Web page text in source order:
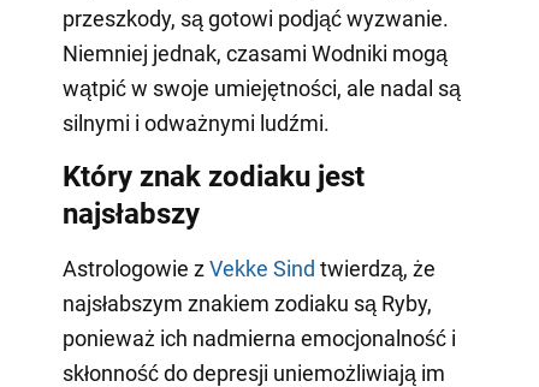
przeszkody, są gotowi podjąć wyzwanie.
Niemniej jednak, czasami Wodniki mogą
wątpić w swoje umiejętności, ale nadal są
silnymi i odważnymi ludźmi.
Który znak zodiaku jest
najsłabszy
Astrologowie zVekke Sind twierdzą, że
najsłabszym znakiem zodiaku są Ryby,
ponieważ ich nadmierna emocjonalność i
skłonność do depresji uniemożliwiają im